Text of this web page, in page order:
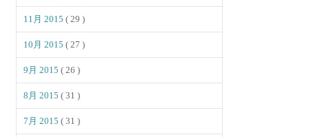
11月 2015( 29 )
10月 2015( 27 )
9月 2015( 26 )
8月 2015( 31 )
7月 2015( 31 )